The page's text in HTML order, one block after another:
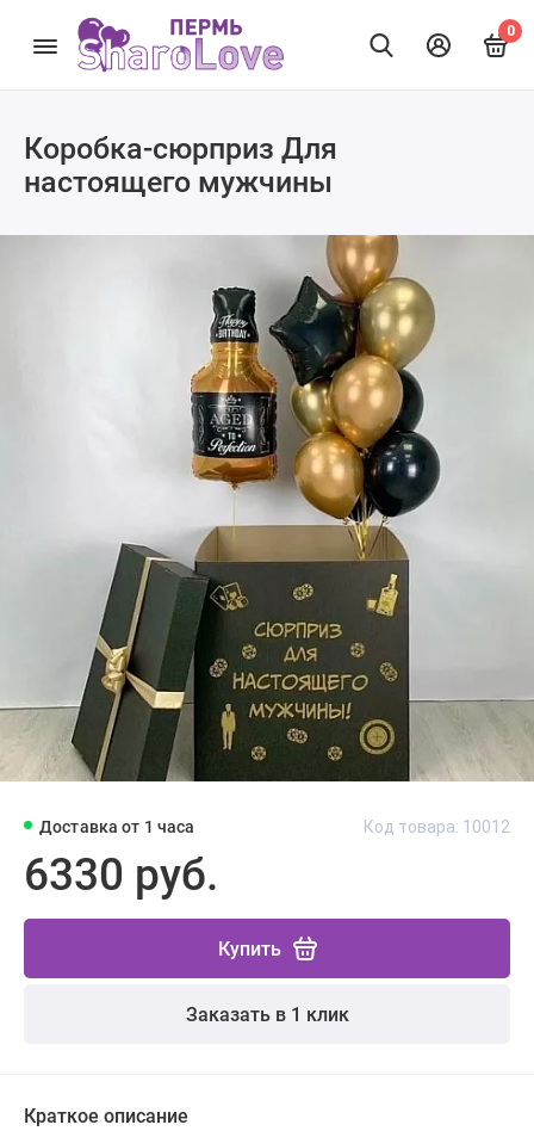
0
Коробка-сюрприз Для
настоящего мужчины
Доставка от 1 часа Код товара: 10012
6330 руб.
Купить
Заказать в 1 клик
Краткое описание